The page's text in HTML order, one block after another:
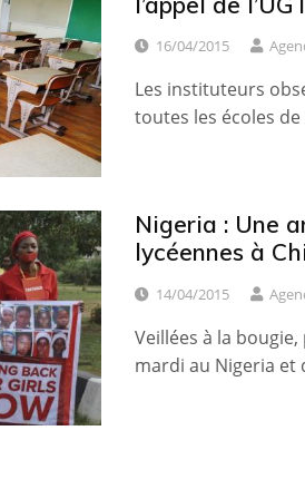
16/04/2015
Les instituteurs
toutes les écoles de
Nigeria : Une
lycéennes à
14/04/2015
Veillées à la
mardi au Nigeria et